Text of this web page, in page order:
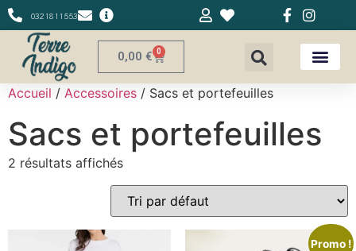
0321811553
0,00 € 0
Accueil / Accessoires / Sacs et portefeuilles
Sacs et portefeuilles
2 résultats affichés
Promo !